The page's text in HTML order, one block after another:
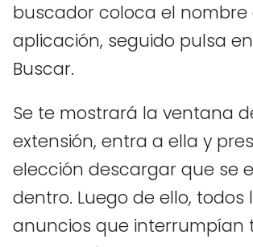
buscador coloca el nombre
aplicación, seguido pulsa
Buscar.
Se te mostrará la ventana
extensión, entra a ella y
elección descargar que se
dentro. Luego de ello, todos
anuncios que interrumpían